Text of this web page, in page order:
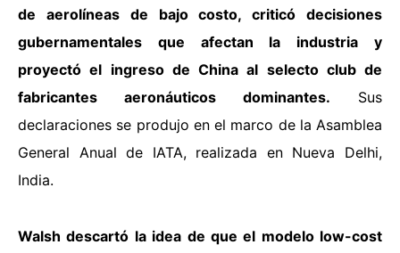
de aerolíneas de bajo costo, criticó decisiones
gubernamentales que afectan la industria y
proyectó el ingreso de China al selecto club de
fabricantes aeronáuticos dominantes. Sus
declaraciones se produjo en el marco de la Asamblea
General Anual de IATA, realizada en Nueva Delhi,
India.
Walsh descartó la idea de que el modelo low-cost